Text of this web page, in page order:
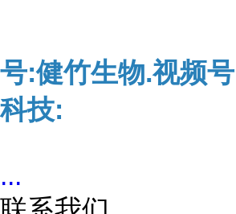
号:健竹生物.视频
科技:
...